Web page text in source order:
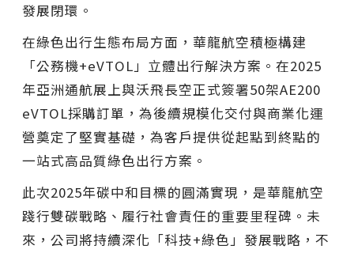
發展閉環。
在綠色出行生態布局方面，華龍航空積極構建
「公務機+eVTOL」立體出行解決方案。在2025
年亞洲通航展上與沃飛長空正式簽署50架AE200
eVTOL採購訂單，為後續規模化交付與商業化運
營奠定了堅實基礎，為客戶提供從起點到終點的
一站式高品質綠色出行方案。
此次2025年碳中和目標的圓滿實現，是華龍航空
踐行雙碳戰略、履行社會責任的重要里程碑。未
來，公司將持續深化「科技+綠色」發展戰略，不